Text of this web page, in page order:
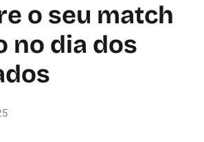
o seu match
no dia dos